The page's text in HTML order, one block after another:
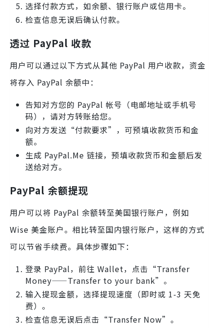
选择付款方式，如余额、银行账户或信用卡。
检查信息无误后确认付款。
透过 PayPal 收款
用户可以通过以下方式从其他 PayPal 用户收款，资金
将存入 PayPal 余额中：
告知对方您的 PayPal 帐号（电邮地址或手机号
码），请对方转账给您。
向对方发送“付款要求”，可预填收款货币和金
额。
生成 PayPal.Me 链接，预填收款货币和金额后发
送给对方。
PayPal 余额提现
用户可以将 PayPal 余额转至美国银行账户，例如
Wise 美金账户。相比转至国内银行账户，这样的方式
可以节省手续费。具体步骤如下：
登录 PayPal，前往 Wallet，点击“Transfer
Money——Transfer to your bank”。
输入提现金额，选择提现速度（即时或 1-3 天免
费）。
检查信息无误后点击“Transfer Now”。